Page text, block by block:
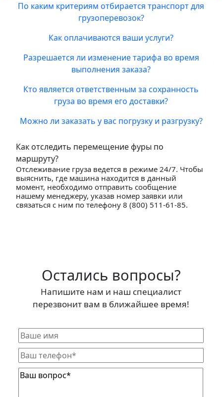
По каким критериям отбирается транспорт для
грузоперевозок?
Как оплачиваются ваши услуги?
Разрешается ли изменение тарифа во время
выполнения заказа?
Кто является ответственным за сохранность
груза во время его доставки?
Можно ли заказать у вас погрузку и разгрузку?
Как отследить перемещение фуры по
маршруту?
Отслеживание груза ведется в режиме 24/7. Чтобы
выяснить, где машина находится в данный
момент, необходимо отправить сообщение
нашему менеджеру, указав номер заявки или
связаться с ним по телефону 8 (800) 511-61-85.
Остались вопросы?
Напишите нам и наш специалист
перезвонит вам в ближайшее время!